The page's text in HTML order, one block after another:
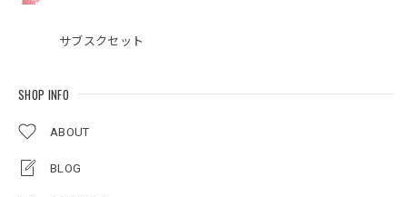
サブスクセット
SHOP INFO
ABOUT
BLOG